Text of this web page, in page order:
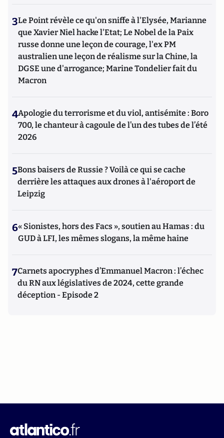
3Le Point révèle ce qu'on sniffe à l'Elysée, Marianne
que Xavier Niel hacke l'Etat; Le Nobel de la Paix
russe donne une leçon de courage, l'ex PM
australien une leçon de réalisme sur la Chine, la
DGSE une d'arrogance; Marine Tondelier fait du
Macron
4Apologie du terrorisme et du viol, antisémite : Boro
700, le chanteur à cagoule de l’un des tubes de l’été
2026
5Bons baisers de Russie ? Voilà ce qui se cache
derrière les attaques aux drones à l'aéroport de
Leipzig
6« Sionistes, hors des Facs », soutien au Hamas : du
GUD à LFI, les mêmes slogans, la même haine
7Carnets apocryphes d’Emmanuel Macron : l’échec
du RN aux législatives de 2024, cette grande
déception - Episode 2